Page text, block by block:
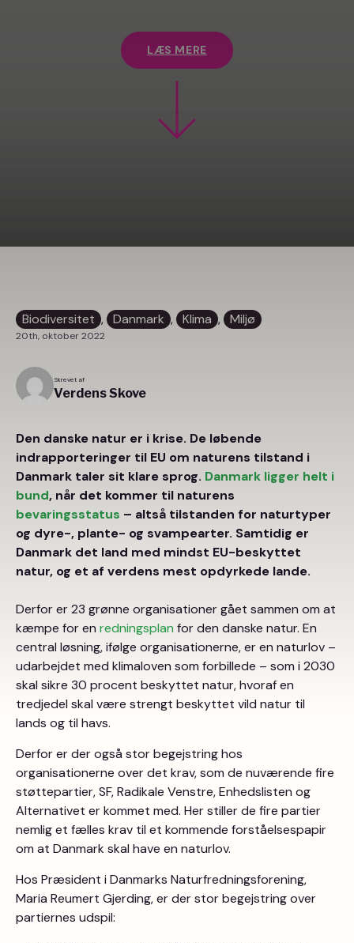
LÆS MERE
Biodiversitet , Danmark , Klima , Miljø
20th, oktober 2022
Skrevet af
Verdens Skove
Den danske natur er i krise. De løbende
indrapporteringer til EU om naturens tilstand i
Danmark taler sit klare sprog. Danmark ligger helt i
bund, når det kommer til naturens
bevaringsstatus – altså tilstanden for naturtyper
og dyre-, plante- og svampearter. Samtidig er
Danmark det land med mindst EU-beskyttet
natur, og et af verdens mest opdyrkede lande.
Derfor er 23 grønne organisationer gået sammen om at
kæmpe for en redningsplan for den danske natur. En
central løsning, ifølge organisationerne, er en naturlov –
udarbejdet med klimaloven som forbillede – som i 2030
skal sikre 30 procent beskyttet natur, hvoraf en
tredjedel skal være strengt beskyttet vild natur til
lands og til havs.
Derfor er der også stor begejstring hos
organisationerne over det krav, som de nuværende fire
støttepartier, SF, Radikale Venstre, Enhedslisten og
Alternativet er kommet med. Her stiller de fire partier
nemlig et fælles krav til et kommende forståelsespapir
om at Danmark skal have en naturlov.
Hos Præsident i Danmarks Naturfredningsforening,
Maria Reumert Gjerding, er der stor begejstring over
partiernes udspil: